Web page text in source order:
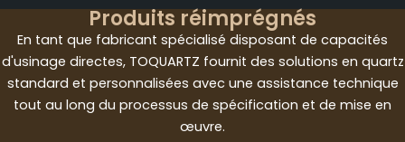
Produits réimprégnés
En tant que fabricant spécialisé disposant de capacités
d'usinage directes, TOQUARTZ fournit des solutions en quartz
standard et personnalisées avec une assistance technique
tout au long du processus de spécification et de mise en
œuvre.